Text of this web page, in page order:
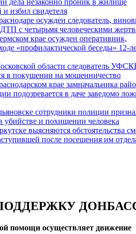
избил свидетеля
осужден следователь,
с четырьмя человеческими
крае осужден оперативник,
«профилактической беседы» 12-
области следователь
в покушении на мошенничество
крае замначальника
подозревается в даче заведомо
сотрудники полиции
и похищении человека
выясняются обстоятельства
после посещения им
помощи осуществляет движение